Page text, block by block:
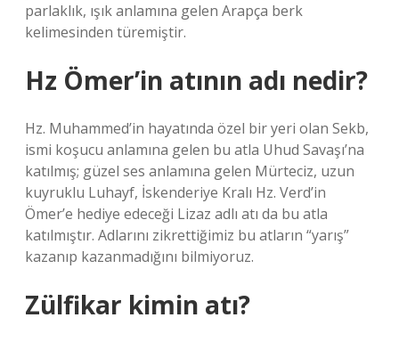
parlaklık, ışık anlamına gelen Arapça berk
kelimesinden türemiştir.
Hz Ömer’in atının adı nedir?
Hz. Muhammed’in hayatında özel bir yeri olan Sekb,
ismi koşucu anlamına gelen bu atla Uhud Savaşı’na
katılmış; güzel ses anlamına gelen Mürteciz, uzun
kuyruklu Luhayf, İskenderiye Kralı Hz. Verd’in
Ömer’e hediye edeceği Lizaz adlı atı da bu atla
katılmıştır. Adlarını zikrettiğimiz bu atların “yarış”
kazanıp kazanmadığını bilmiyoruz.
Zülfikar kimin atı?